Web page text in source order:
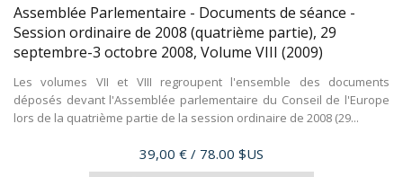
Assemblée Parlementaire - Documents de séance -
Session ordinaire de 2008 (quatrième partie), 29
septembre-3 octobre 2008, Volume VIII (2009)
Les volumes VII et VIII regroupent l'ensemble des documents
déposés devant l'Assemblée parlementaire du Conseil de l'Europe
lors de la quatrième partie de la session ordinaire de 2008 (29...
Prix
39,00 € / 78.00 $US